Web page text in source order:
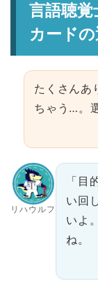
言語聴
カード
たくさんあ
ちゃう…。
リハウルフ
「目
い回
いよ
ね。